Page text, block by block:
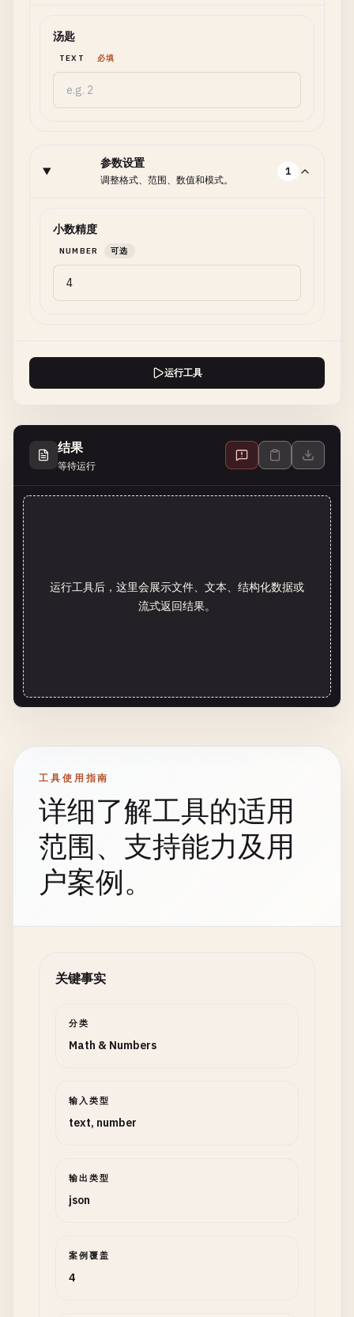
汤匙
TEXT 必填
参数设置
调整格式、范围、数值和模式。
1
小数精度
NUMBER 可选
运行工具
结果
等待运行
运行工具后，这里会展示文件、文本、结构化数据或
流式返回结果。
工具使用指南
详细了解工具的适用
范围、支持能力及用
户案例。
关键事实
分类
Math & Numbers
输入类型
text, number
输出类型
json
案例覆盖
4